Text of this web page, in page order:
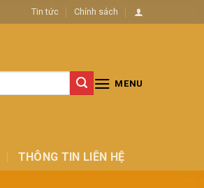
Tin tức Chính sách
MENU
THÔNG TIN LIÊN HỆ